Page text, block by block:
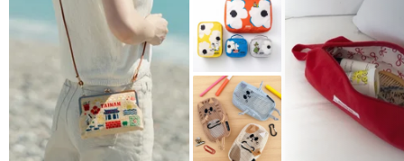
[材料]
外層：牛皮內層：合成革
[尺寸
大約： 長 10 x 寬 17.5 x 衣袖 4.5-5 厘米 （不包括耳朵和尾巴）